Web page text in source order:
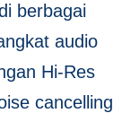
berbagai
audio
Hi-Res
cancelling